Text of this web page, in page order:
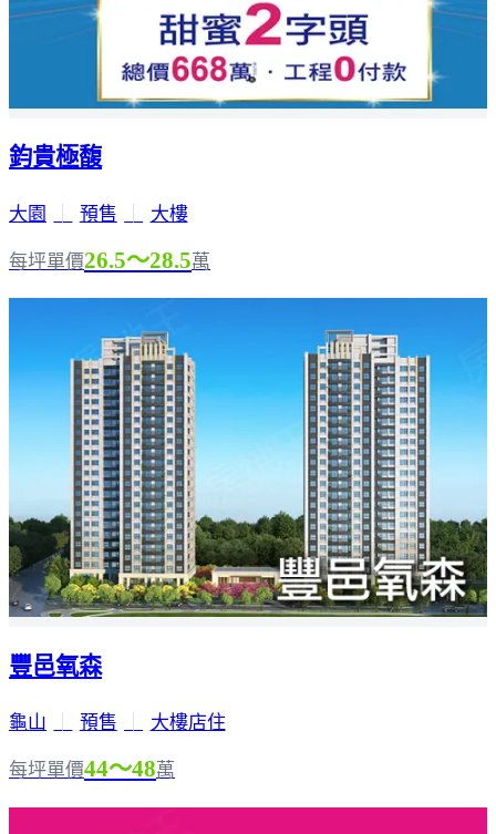
鈞貴極馥
大園 預售 大樓
每坪單價26.5～28.5萬
豐邑氧森
龜山 預售 大樓店住
每坪單價44～48萬